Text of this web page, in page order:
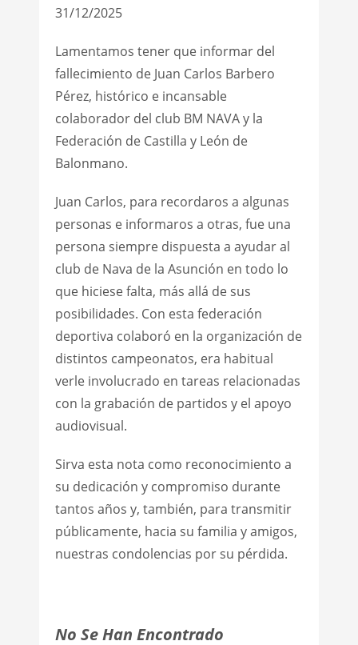
31/12/2025
Lamentamos tener que informar del
fallecimiento de Juan Carlos Barbero
Pérez, histórico e incansable
colaborador del club BM NAVA y la
Federación de Castilla y León de
Balonmano.
Juan Carlos, para recordaros a algunas
personas e informaros a otras, fue una
persona siempre dispuesta a ayudar al
club de Nava de la Asunción en todo lo
que hiciese falta, más allá de sus
posibilidades. Con esta federación
deportiva colaboró en la organización de
distintos campeonatos, era habitual
verle involucrado en tareas relacionadas
con la grabación de partidos y el apoyo
audiovisual.
Sirva esta nota como reconocimiento a
su dedicación y compromiso durante
tantos años y, también, para transmitir
públicamente, hacia su familia y amigos,
nuestras condolencias por su pérdida.
No Se Han Encontrado